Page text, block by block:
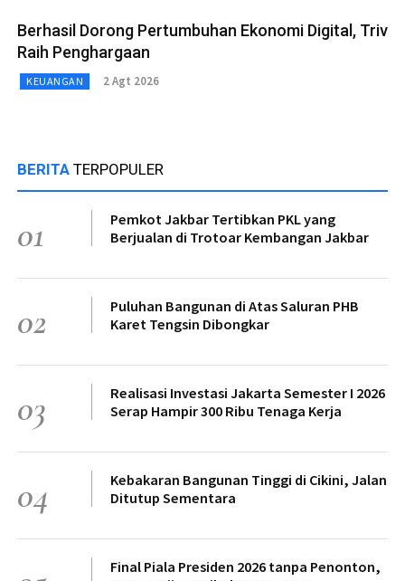
Berhasil Dorong Pertumbuhan Ekonomi Digital, Triv
Raih Penghargaan
KEUANGAN 2 Agt 2026
BERITA TERPOPULER
01
Pemkot Jakbar Tertibkan PKL yang
Berjualan di Trotoar Kembangan Jakbar
02
Puluhan Bangunan di Atas Saluran PHB
Karet Tengsin Dibongkar
03
Realisasi Investasi Jakarta Semester I 2026
Serap Hampir 300 Ribu Tenaga Kerja
04
Kebakaran Bangunan Tinggi di Cikini, Jalan
Ditutup Sementara
Final Piala Presiden 2026 tanpa Penonton,